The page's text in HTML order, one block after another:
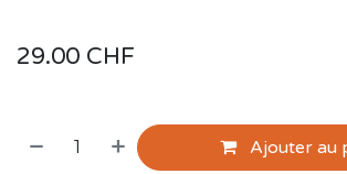
29.00 CHF
Ajouter au